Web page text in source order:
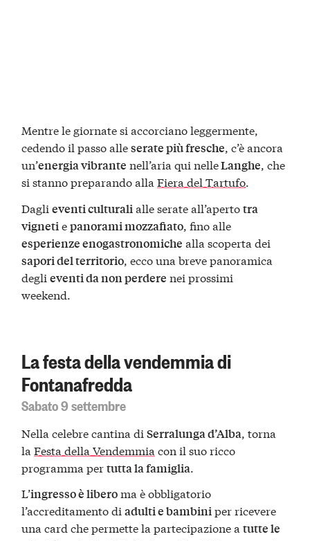
Mentre le giornate si accorciano leggermente,
cedendo il passo alleserate più fresche, c’è ancora
un’energia vibrante nell’aria qui nelleLanghe, che
si stanno preparando allaFiera del Tartufo.
Daglieventi culturali alle serate all’apertotra
vigneti epanorami mozzafiato , fino alle
esperienze enogastronomiche alla scoperta dei
sapori del territorio , ecco una breve panoramica
deglieventi da non perdere nei prossimi
weekend.
La festa della vendemmia di
Fontanafredda
Sabato 9 settembre
Nella celebre cantina diSerralunga d’Alba , torna
laFesta della Vendemmia con il suo ricco
programma pertutta la famiglia
L’ingresso è liberoma è obbligatorio
l’accreditamento diadulti e bambiniper ricevere
una card che permette la partecipazione atutte le